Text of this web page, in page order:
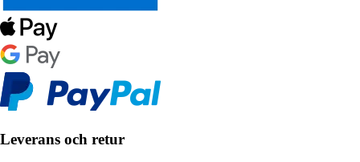
Leverans och retur